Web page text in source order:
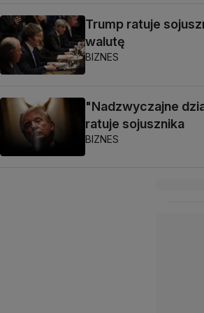
Trump ratuje
walutę
BIZNES
"Nadzwyczajne
ratuje sojusznika
BIZNES